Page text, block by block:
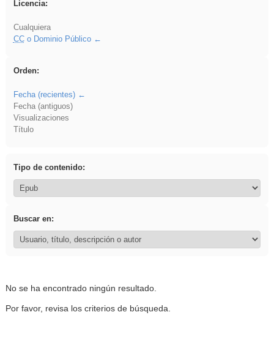
Licencia:
Cualquiera
CCo Dominio Público
Orden:
Fecha (recientes)
Fecha (antiguos)
Visualizaciones
Título
Tipo de contenido:
Buscar en:
No se ha encontrado ningún resultado.
Por favor, revisa los criterios de búsqueda.